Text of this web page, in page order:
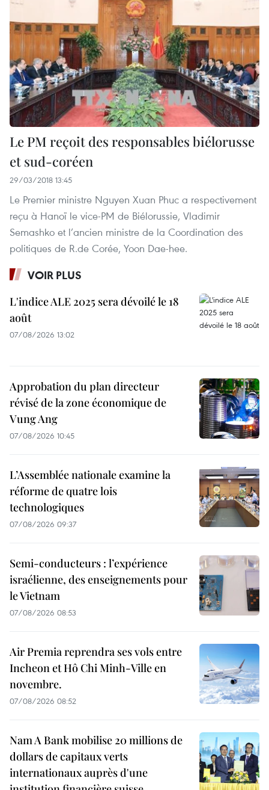
Le PM reçoit des responsables biélorusse
et sud-coréen
29/03/2018 13:45
Le Premier ministre Nguyen Xuan Phuc a respectivement
reçu à Hanoï le vice-PM de Biélorussie, Vladimir
Semashko et l’ancien ministre de la Coordination des
politiques de R.de Corée, Yoon Dae-hee.
VOIR PLUS
L'indice ALE 2025 sera dévoilé le 18
août
07/08/2026 13:02
Approbation du plan directeur
révisé de la zone économique de
Vung Ang
07/08/2026 10:45
L’Assemblée nationale examine la
réforme de quatre lois
technologiques
07/08/2026 09:37
Semi-conducteurs : l’expérience
israélienne, des enseignements pour
le Vietnam
07/08/2026 08:53
Air Premia reprendra ses vols entre
Incheon et Hô Chi Minh-Ville en
novembre.
07/08/2026 08:52
Nam A Bank mobilise 20 millions de
dollars de capitaux verts
internationaux auprès d'une